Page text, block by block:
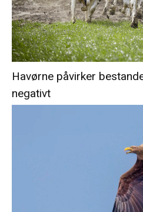
Havørne påvirker
negativt